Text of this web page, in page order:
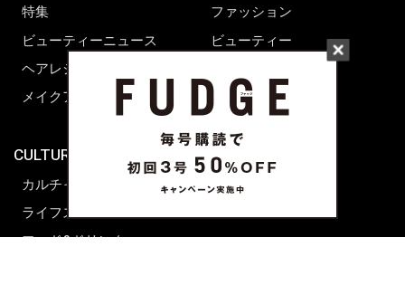
特集
ビューティーニュース
ヘアレシピ ストーリーズ
メイクアップティップス
CULTURE & LIFE
カルチャー
ライフスタイル
フード&ドリンク
ファッション
ビューティー
ライフスタイル